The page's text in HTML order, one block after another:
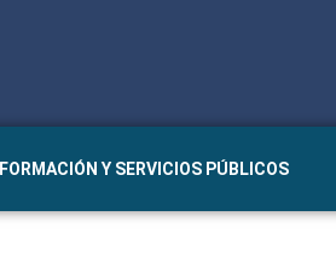
Y SERVICIOS PÚBLICOS